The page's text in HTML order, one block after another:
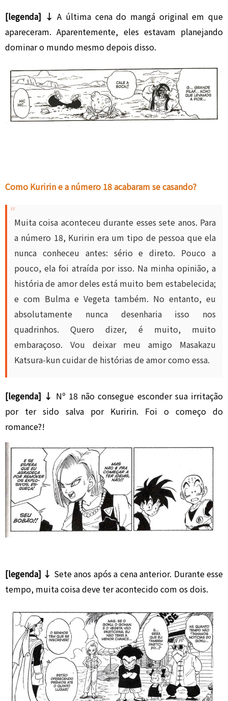
[legenda] ↓ A última cena do mangá original em que
apareceram. Aparentemente, eles estavam planejando
dominar o mundo mesmo depois disso.
Como Kuririn e a número 18 acabaram se casando?
Muita coisa aconteceu durante esses sete anos. Para
a número 18, Kuririn era um tipo de pessoa que ela
nunca conheceu antes: sério e direto. Pouco a
pouco, ela foi atraída por isso. Na minha opinião, a
história de amor deles está muito bem estabelecida;
e com Bulma e Vegeta também. No entanto, eu
absolutamente nunca desenharia isso nos
quadrinhos. Quero dizer, é muito, muito
embaraçoso. Vou deixar meu amigo Masakazu
Katsura-kun cuidar de histórias de amor como essa.
[legenda] ↓ Nº 18 não consegue esconder sua irritação
por ter sido salva por Kuririn. Foi o começo do
romance?!
[legenda] ↓ Sete anos após a cena anterior. Durante esse
tempo, muita coisa deve ter acontecido com os dois.